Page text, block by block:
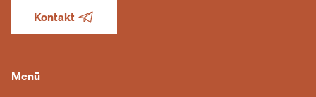
Kontakt
Menü